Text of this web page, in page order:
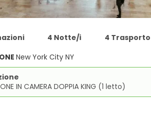
4 Notte/i 4 Trasporto
New York City NY
IN CAMERA DOPPIA KING (1 letto)